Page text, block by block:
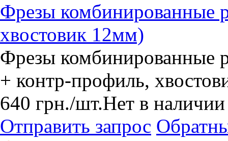
Фрезы комбинированные
хвостовик 12мм)
Фрезы комбинированные
+ контр-профиль,
640 грн./шт.Нет в наличии
Отправить запрос